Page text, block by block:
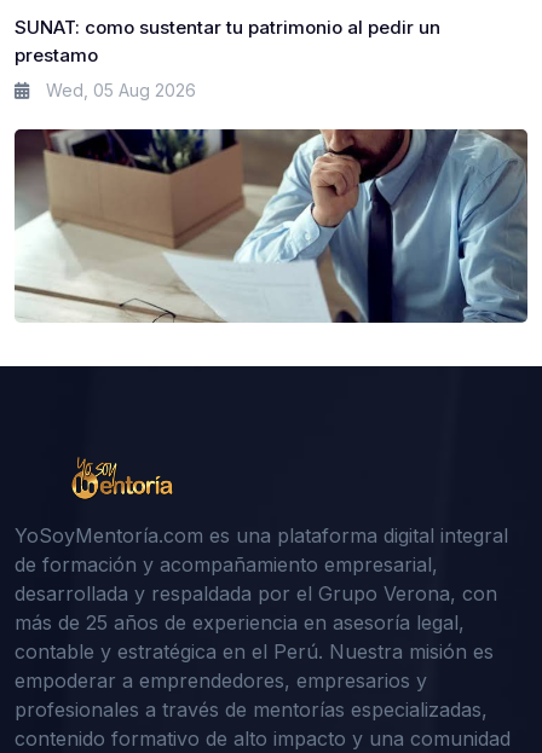
SUNAT: como sustentar tu patrimonio al pedir un
prestamo
Wed, 05 Aug 2026
YoSoyMentoría.com es una plataforma digital integral
de formación y acompañamiento empresarial,
desarrollada y respaldada por el Grupo Verona, con
más de 25 años de experiencia en asesoría legal,
contable y estratégica en el Perú. Nuestra misión es
empoderar a emprendedores, empresarios y
profesionales a través de mentorías especializadas,
contenido formativo de alto impacto y una comunidad